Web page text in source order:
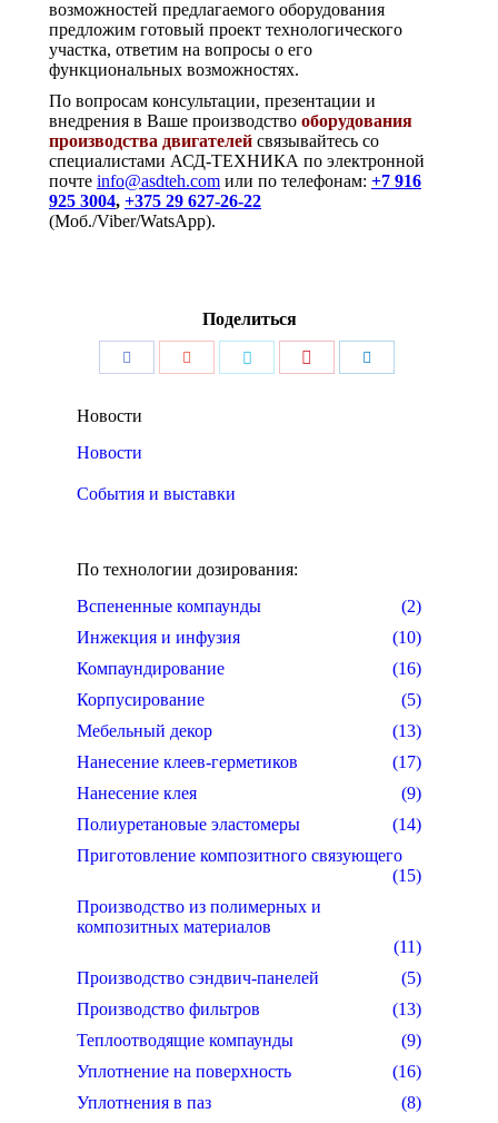
возможностей предлагаемого оборудования
предложим готовый проект технологического
участка, ответим на вопросы о его
функциональных возможностях.
По вопросам консультации, презентации и
внедрения в Ваше производство оборудования
производства двигателей связывайтесь со
специалистами АСД-ТЕХНИКА по электронной
почте info@asdteh.com или по телефонам: +7 916
925 3004, +375 29 627-26-22
(Моб./Viber/WatsApp).
Поделиться
ПоделитьсяПоделиться
Поделиться
Новости
Новости
События и выставки
По технологии дозирования:
Вспененные компаунды
(2)
Инжекция и инфузия
(10)
Компаундирование
(16)
Корпусирование
(5)
Мебельный декор
(13)
Нанесение клеев-герметиков
(17)
Нанесение клея
(9)
Полиуретановые эластомеры
(14)
Приготовление композитного связующего
(15)
Производство из полимерных и
композитных материалов
(11)
Производство сэндвич-панелей
(5)
Производство фильтров
(13)
Теплоотводящие компаунды
(9)
Уплотнение на поверхность
(16)
Уплотнения в паз
(8)